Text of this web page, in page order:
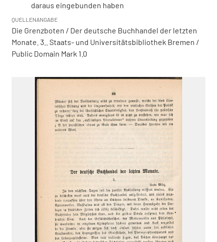
daraus eingebunden haben
QUELLENANGABE
Die Grenzboten / Der deutsche Buchhandel der letzten
Monate. 3.. Staats- und Universitätsbibliothek Bremen /
Public Domain Mark 1.0